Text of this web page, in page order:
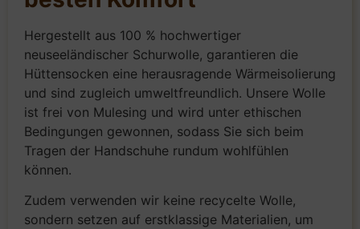
Hergestellt aus 100 % hochwertiger
neuseeländischer Schurwolle, garantieren die
Hüttensocken eine herausragende Wärmeisolierung
und sind zugleich umweltfreundlich. Unsere Wolle
ist frei von Mulesing und wird unter ethischen
Bedingungen gewonnen, sodass Sie sich beim
Tragen der Handschuhe rundum wohlfühlen
können.
Zudem verwenden wir keine recycelte Wolle,
sondern setzen auf erstklassige Materialien, um